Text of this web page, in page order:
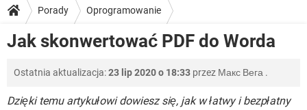
GRY WHATSAPP
SPOTIFY NETFLIX
PlayStation TIKTOK
GRY WHATSAPP
SPOTIFY NETFLIX
INSTAGRAM FACEBOOK
DO POBRANIA
IOS NETFLIX
FORUM
COVID-19 TIKTOK
ARTYKUŁY
Porady Oprogramowanie
Oprogramowanie biurowe PDF
Jak skonwertować PDF do Worda
Ostatnia aktualizacja:23 lip 2020 o 18:33 przez Макс Вега .
Dzięki temu artykułowi dowiesz się, jak w łatwy i bezpłatny